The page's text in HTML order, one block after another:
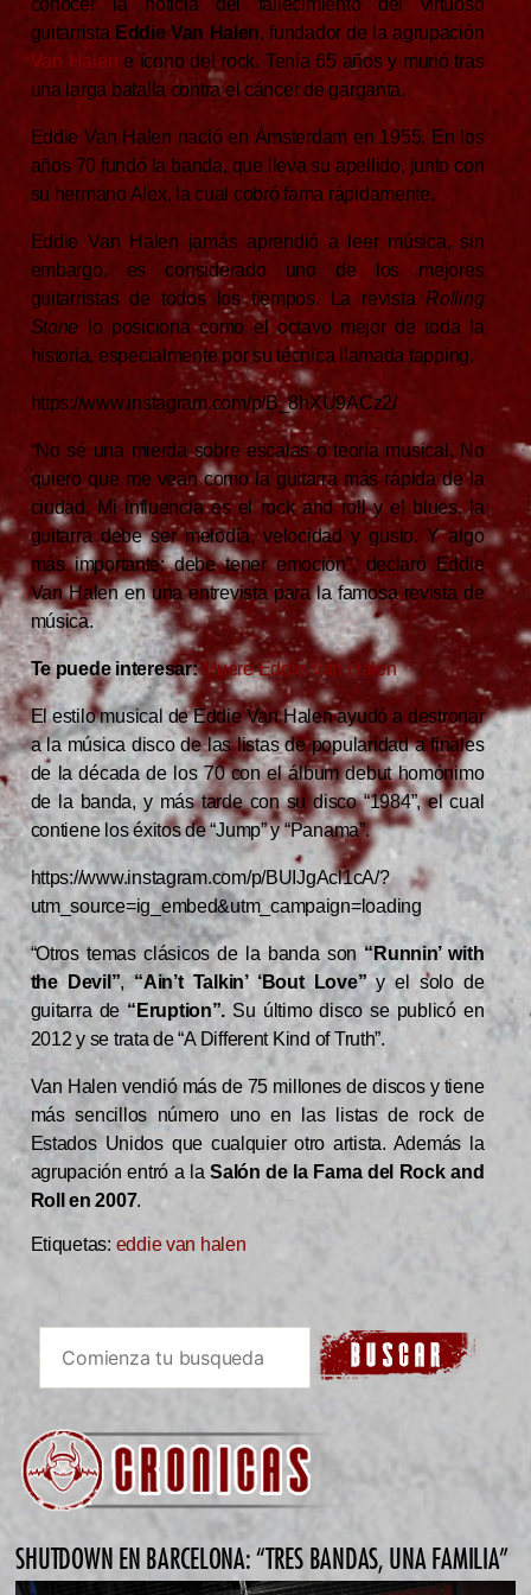
conocer la noticia del fallecimiento del virtuoso
guitarrista Eddie Van Halen, fundador de la agrupación
Van Halen e ícono del rock. Tenía 65 años y murió tras
una larga batalla contra el cáncer de garganta.
Eddie Van Halen nació en Ámsterdam en 1955. En los
años 70 fundó la banda, que lleva su apellido, junto con
su hermano Alex, la cual cobró fama rápidamente.
Eddie Van Halen jamás aprendió a leer música, sin
embargo, es considerado uno de los mejores
guitarristas de todos los tiempos. La revistaRolling
Stone lo posiciona como el octavo mejor de toda la
historia, especialmente por su técnica llamada tapping.
https://www.instagram.com/p/B_8hXU9ACz2/
“No sé una mierda sobre escalas o teoría musical. No
quiero que me vean como la guitarra más rápida de la
ciudad. Mi influencia es el rock and roll y el blues. la
guitarra debe ser melodía, velocidad y gusto. Y algo
más importante: debe tener emoción”, declaró Eddie
Van Halen en una entrevista para la famosa revista de
música.
Te puede interesar:Muere Eddie Van Halen
El estilo musical de Eddie Van Halen ayudó a destronar
a la música disco de las listas de popularidad a finales
de la década de los 70 con el álbum debut homónimo
de la banda, y más tarde con su disco “1984”, el cual
contiene los éxitos de “Jump” y “Panama”.
https://www.instagram.com/p/BUIJgAcl1cA/?
utm_source=ig_embed&utm_campaign=loading
“Otros temas clásicos de la banda son “Runnin’ with
the Devil”,“Ain’t Talkin’ ‘Bout Love”y el solo de
guitarra de“Eruption”. Su último disco se publicó en
2012 y se trata de “A Different Kind of Truth”.
Van Halen vendió más de 75 millones de discos y tiene
más sencillos número uno en las listas de rock de
Estados Unidos que cualquier otro artista. Además la
agrupación entró a laSalón de la Fama del Rock and
Roll en 2007.
Etiquetas: eddie van halen
SHUTDOWN EN BARCELONA: “TRES BANDAS, UNA FAMILIA”